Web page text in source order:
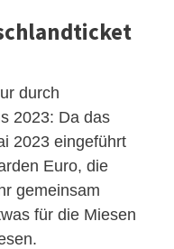
durch
2023: Da das
2023 eingeführt
Euro, die
gemeinsam
für die Miesen